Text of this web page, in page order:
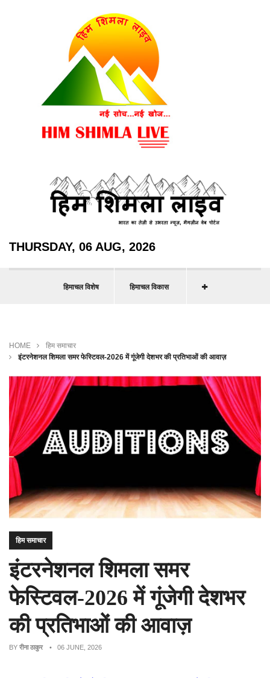
THURSDAY, 06 AUG, 2026
हिमाचल विशेष हिमाचल विकास
HOME
हिम समाचार
इंटरनेशनल शिमला समर फेस्टिवल-2026 में गूंजेगी देशभर की प्रतिभाओं की आवाज़
हिम समाचार
इंटरनेशनल शिमला समर
फेस्टिवल-2026 में गूंजेगी देशभर
की प्रतिभाओं की आवाज़
BY रीना ठाकुर • 06 JUNE, 2026